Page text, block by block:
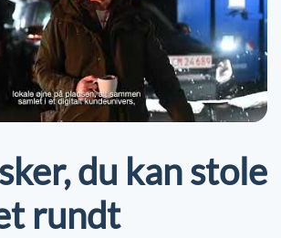
du kan stole
rundt